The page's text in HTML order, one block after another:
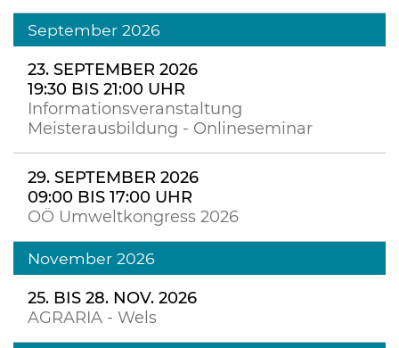
September 2026
23. SEPTEMBER 2026
19:30 BIS 21:00 UHR
Informationsveranstaltung
Meisterausbildung - Onlineseminar
29. SEPTEMBER 2026
09:00 BIS 17:00 UHR
OÖ Umweltkongress 2026
November 2026
25. BIS 28. NOV. 2026
AGRARIA - Wels